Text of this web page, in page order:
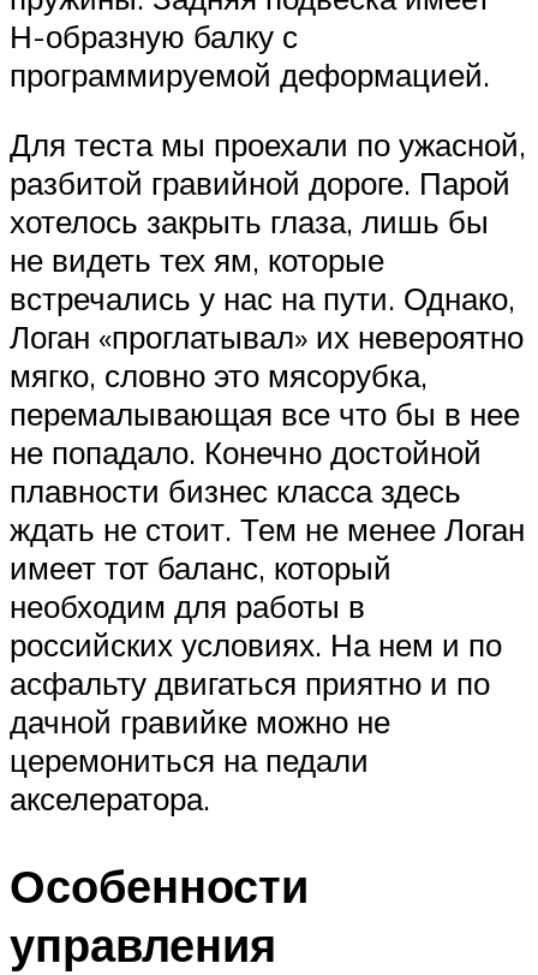
Н-образную балку с
программируемой деформацией.
Для теста мы проехали по ужасной,
разбитой гравийной дороге. Парой
хотелось закрыть глаза, лишь бы
не видеть тех ям, которые
встречались у нас на пути. Однако,
Логан «проглатывал» их невероятно
мягко, словно это мясорубка,
перемалывающая все что бы в нее
не попадало. Конечно достойной
плавности бизнес класса здесь
ждать не стоит. Тем не менее Логан
имеет тот баланс, который
необходим для работы в
российских условиях. На нем и по
асфальту двигаться приятно и по
дачной гравийке можно не
церемониться на педали
акселератора.
Особенности
управления